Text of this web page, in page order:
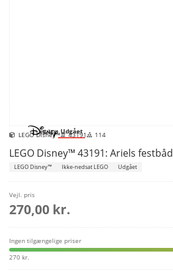
Udgået
LEGO Disney™ 43191 114
LEGO Disney™ 43191: Ariels festbåd
LEGO Disney™ Ikke-nedsat LEGO Udgået
Vejl. pris
270,00 kr.
Ingen tilgængelige priser
270 kr.